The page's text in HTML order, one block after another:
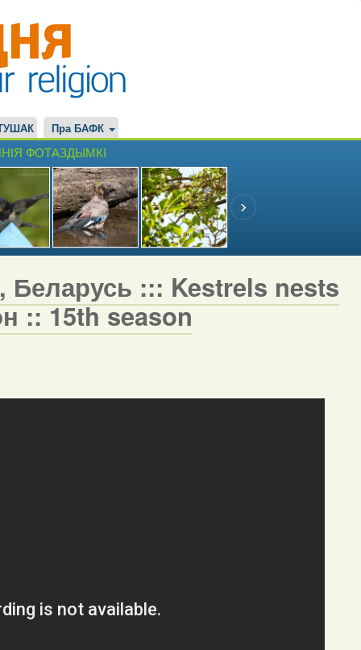
Пра БАФК
ФОТАЗДЫМКІ
Беларусь ::: Kestrels nests
:: 15th season